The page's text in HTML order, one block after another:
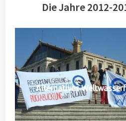
Die Jahre 2012-
Alternatives